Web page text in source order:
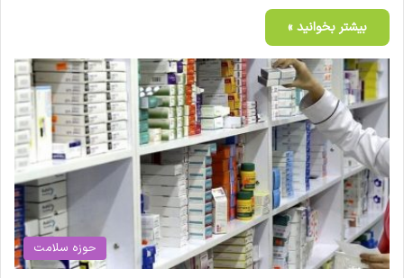
بیشتر بخوانید »
حوزه سلامت